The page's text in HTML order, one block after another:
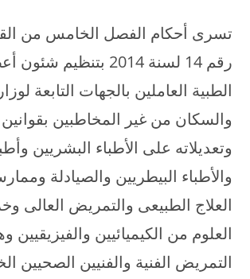
تسرى أحكام الفصل الخامس من
رقم 14 لسنة 2014 بتنظيم
الطبية العاملين بالجهات التابعة
والسكان من غير المخاطبين
وتعديلاته على الأطباء البشريين
والأطباء البيطريين والصيادلة
العلاج الطبيعى والتمريض العالى
العلوم من الكيميائيين والفيزيقيين
التمريض الفنية والفنيين الصحيين